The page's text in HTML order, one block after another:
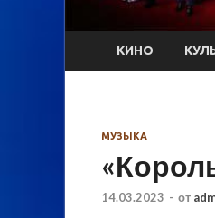
КИНО
МУЗЫКА
14.03.2023 - от